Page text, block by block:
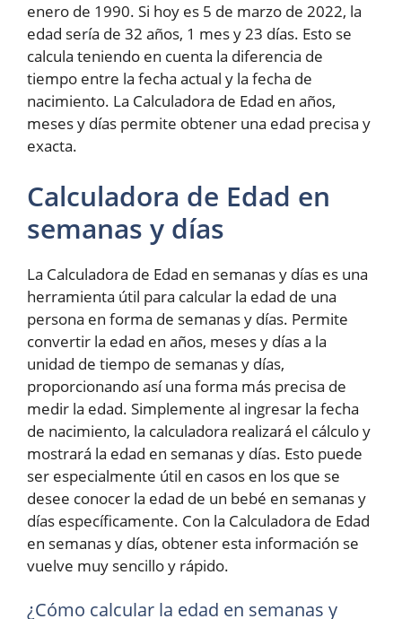
enero de 1990. Si hoy es 5 de marzo de 2022, la
edad sería de 32 años, 1 mes y 23 días. Esto se
calcula teniendo en cuenta la diferencia de
tiempo entre la fecha actual y la fecha de
nacimiento. La Calculadora de Edad en años,
meses y días permite obtener una edad precisa y
exacta.
Calculadora de Edad en
semanas y días
La Calculadora de Edad en semanas y días es una
herramienta útil para calcular la edad de una
persona en forma de semanas y días. Permite
convertir la edad en años, meses y días a la
unidad de tiempo de semanas y días,
proporcionando así una forma más precisa de
medir la edad. Simplemente al ingresar la fecha
de nacimiento, la calculadora realizará el cálculo y
mostrará la edad en semanas y días. Esto puede
ser especialmente útil en casos en los que se
desee conocer la edad de un bebé en semanas y
días específicamente. Con la Calculadora de Edad
en semanas y días, obtener esta información se
vuelve muy sencillo y rápido.
¿Cómo calcular la edad en semanas y